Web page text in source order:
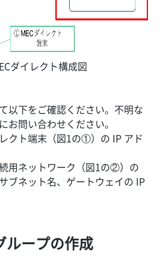
ダイレクト構成図
以下をご確認ください。不明な
お問い合わせください。
クト端末（図1の①）の IP アド
用ネットワーク（図1の②）の
ブネット名、ゲートウェイの IP
ループの作成